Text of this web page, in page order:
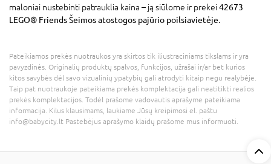
maloniai nustebinti patrauklia kaina – ją siūlome ir prekei42673
LEGO® Friends Šeimos atostogos pajūrio poilsiavietėje.
Pateikiamos prekės nuotraukos yra skirtos tik iliustraciniams tikslams ir yra
pavyzdinės. Originalių produktų spalvos, funkcijos, užrašai ir/ar bet kurios
kitos savybės dėl savo vizualinių ypatybių gali atrodyti kitaip negu realybėje.
Taip pat nuotraukoje pateikiama prekės komplektacija gali neatitikti realios
prekės komplektacijos. Todėl prašome vadovautis aprašyme pateikiama
informacija. Kilus klausimams, laukiame Jūsų kreipimosi el. paštu
info@babycity.lt Pastebėjus aprašymo klaidų prašome mus informuoti.